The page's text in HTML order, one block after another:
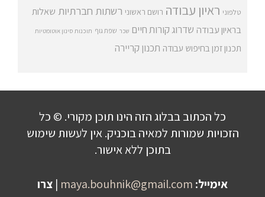
טלפוני ראיון עבודה רושם ראשוני רשתות חברתיות שאלות
בראיון עבודה שדרוג קורות חיים שכר שפת גוף תוכנות סינון אוטומטיות
תכנון זמן בחיפוש עבודה תכנון קריירה
כל הכתוב בבלוג הזה הינו תוכן מקורי. © כל
הזכויות שמורות למאיה בוכניק. אין לעשות שימוש
בתוכן ללא אישור.
אימייל: maya.bouhnik@gmail.com
| צרו